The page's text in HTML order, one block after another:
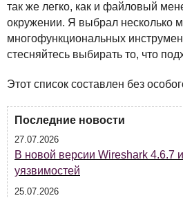
так же легко, как и файловый
окружении. Я выбрал несколько
многофункциональных
стесняйтесь выбирать то, что
Этот список составлен без
Последние новости
27.07.2026
В новой версии Wireshark 4.6.7
уязвимостей
25.07.2026